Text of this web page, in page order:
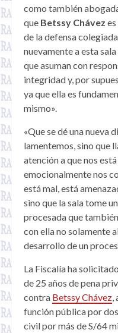
como también
que Betssy Chávez
de la defensa
nuevamente a esta
que asuman con
integridad y, por
ya que ella es
mismo».
«Que se dé una nueva
lamentemos, sino que
atención a que nos
emocionalmente nos
está mal, está
sino que la sala tome
procesada que
con ella no solamente
desarrollo de un
La Fiscalía ha
de 25 años de pena
contra Betssy Chávez
función pública por
civil por más de S/64